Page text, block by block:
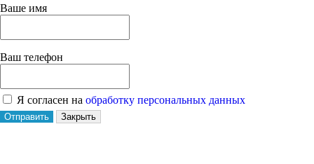
Ваше имя
Ваш телефон
Я согласен на обработку персональных данных
Отправить Закрыть